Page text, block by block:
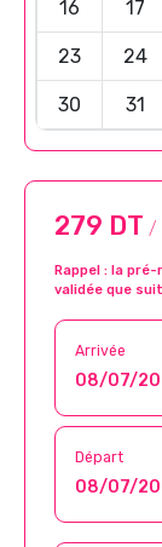
16 17
23 24
30 31
279 DT /
Rappel : la
validée que
Arrivée
Départ